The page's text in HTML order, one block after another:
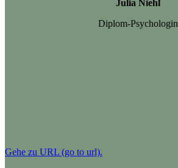
Julia Niehl
Diplom-Psychologin
Gehe zu URL (go to url).